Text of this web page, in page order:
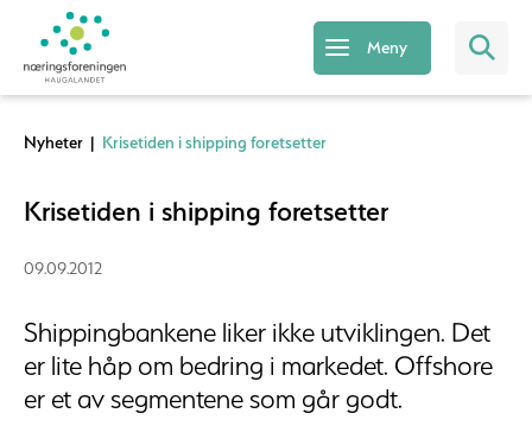
Meny
Nyheter | Krisetiden i shipping foretsetter
Krisetiden i shipping foretsetter
09.09.2012
Shippingbankene liker ikke utviklingen. Det
er lite håp om bedring i markedet. Offshore
er et av segmentene som går godt.